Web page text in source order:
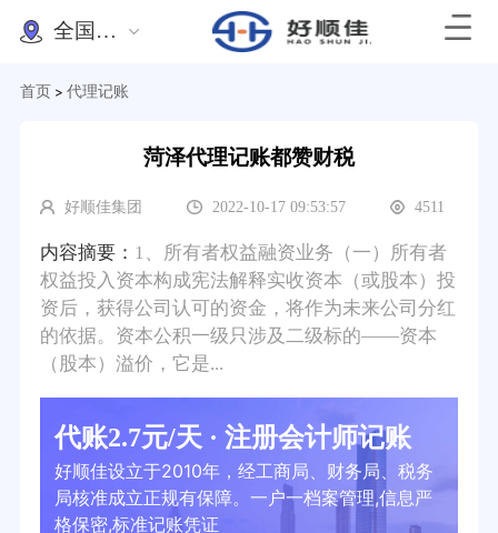
全国办理
首页 > 代理记账
菏泽代理记账都赞财税
好顺佳集团 2022-10-17 09:53:57 4511
内容摘要： 1、所有者权益融资业务（一）所有者
权益投入资本构成宪法解释实收资本（或股本）投
资后，获得公司认可的资金，将作为未来公司分红
的依据。资本公积一级只涉及二级标的——资本
（股本）溢价，它是...
代账2.7元/天 · 注册会计师记账
好顺佳设立于2010年，经工商局、财务局、税务
局核准成立正规有保障。一户一档案管理,信息严
格保密,标准记账凭证